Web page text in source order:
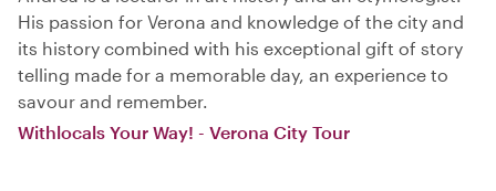
His passion for Verona and knowledge of the city and
its history combined with his exceptional gift of story
telling made for a memorable day, an experience to
savour and remember.
Withlocals Your Way! - Verona City Tour